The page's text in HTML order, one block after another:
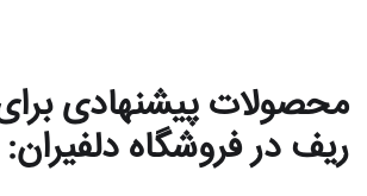
محصولات پیشنهادی
ریف در فروشگاه دلفیران: